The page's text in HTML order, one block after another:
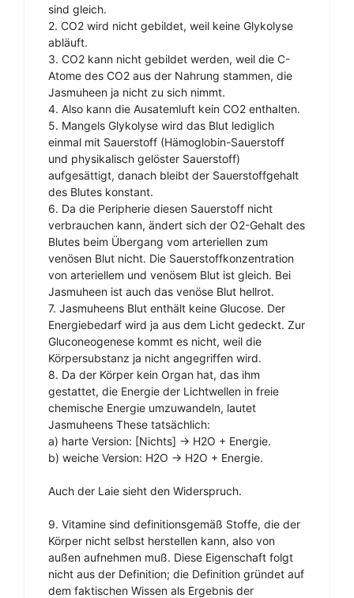
sind gleich.
2. CO2 wird nicht gebildet, weil keine Glykolyse
abläuft.
3. CO2 kann nicht gebildet werden, weil die C-
Atome des CO2 aus der Nahrung stammen, die
Jasmuheen ja nicht zu sich nimmt.
4. Also kann die Ausatemluft kein CO2 enthalten.
5. Mangels Glykolyse wird das Blut lediglich
einmal mit Sauerstoff (Hämoglobin-Sauerstoff
und physikalisch gelöster Sauerstoff)
aufgesättigt, danach bleibt der Sauerstoffgehalt
des Blutes konstant.
6. Da die Peripherie diesen Sauerstoff nicht
verbrauchen kann, ändert sich der O2-Gehalt des
Blutes beim Übergang vom arteriellen zum
venösen Blut nicht. Die Sauerstoffkonzentration
von arteriellem und venösem Blut ist gleich. Bei
Jasmuheen ist auch das venöse Blut hellrot.
7. Jasmuheens Blut enthält keine Glucose. Der
Energiebedarf wird ja aus dem Licht gedeckt. Zur
Gluconeogenese kommt es nicht, weil die
Körpersubstanz ja nicht angegriffen wird.
8. Da der Körper kein Organ hat, das ihm
gestattet, die Energie der Lichtwellen in freie
chemische Energie umzuwandeln, lautet
Jasmuheens These tatsächlich:
a) harte Version: [Nichts] -> H2O + Energie.
b) weiche Version: H2O -> H2O + Energie.
Auch der Laie sieht den Widerspruch.
9. Vitamine sind definitionsgemäß Stoffe, die der
Körper nicht selbst herstellen kann, also von
außen aufnehmen muß. Diese Eigenschaft folgt
nicht aus der Definition; die Definition gründet auf
dem faktischen Wissen als Ergebnis der